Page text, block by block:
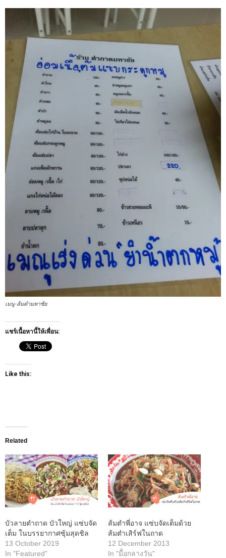
เมนู-ส้มตำมหาชัย
แชร์เนื้อหานี้ให้เพื่อน:
Like this:
Related
บัวลายตำถาด บัวใหญ่ แซ่บจัด
เต็ม ในบรรยากาศซุ้มสุดชิล
13 October 2019
In "Featured"
ส้มตำพี่อาจ แซ่บจัดเต็มด้วย
ส้มตำเสิร์ฟในถาด
12 December 2013
In "มื้อกลางวัน"